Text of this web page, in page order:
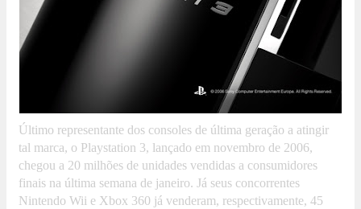
Último representante dos consoles de última geração a atingir
tal marca, o Playstation 3, lançado em novembro de 2006,
chegou a 20 milhões de unidades vendidas a consumidores
finais na última semana de janeiro. Já seus concorrentes
Nintendo Wii e Xbox 360 já venderam, respectivamente, 45